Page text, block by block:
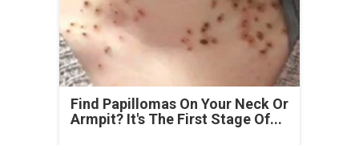
Find Papillomas On Your Neck Or
Armpit? It's The First Stage Of...